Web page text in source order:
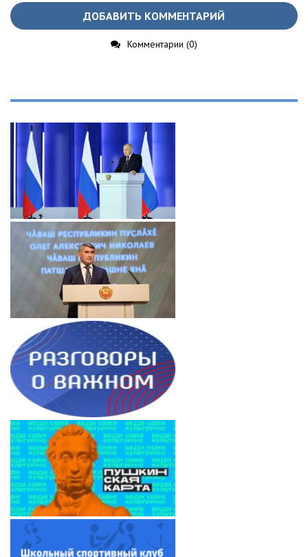
ДОБАВИТЬ КОММЕНТАРИЙ
Комментарии (0)